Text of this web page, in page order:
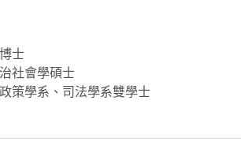
士
社會學碩士
策學系、司法學系雙學士